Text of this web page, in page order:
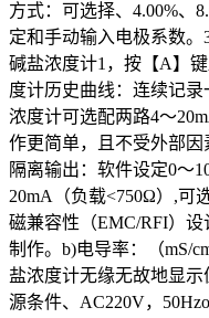
方式：可选择、4.00%、
定和手动输入电极系数
碱盐浓度计1，按【A】
度计历史曲线：连续记
浓度计可选配两路4～
作更简单，且不受外部
隔离输出：软件设定0～
20mA（负载<750Ω）,可
磁兼容性（EMC/RFI）设
制作。b)电导率：（mS/
盐浓度计无缘无故地显
源条件、AC220V，